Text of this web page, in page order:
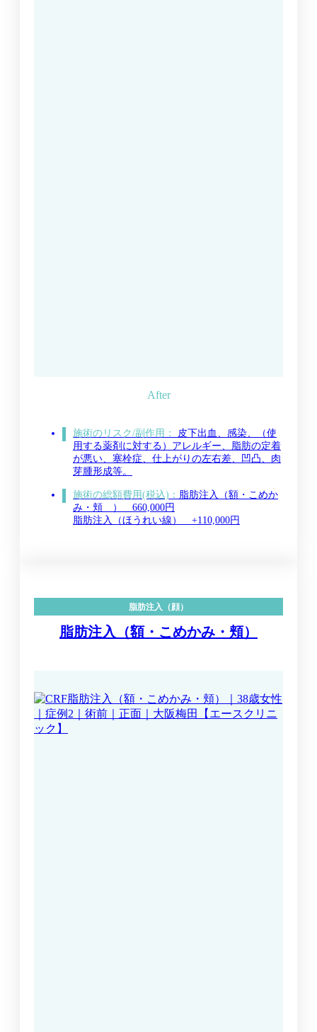
施術のリスク/副作用：
皮下出血、感染、（使
用する薬剤に対する）アレルギー、脂肪の定着
が悪い、塞栓症、仕上がりの左右差、凹凸、肉
芽腫形成等。
施術の総額費用(税込)： 脂肪注入（額・こめか
み・頬 ） 660,000円
脂肪注入（ほうれい線） +110,000円
脂肪注入（顔）
脂肪注入（額・こめかみ・頬）